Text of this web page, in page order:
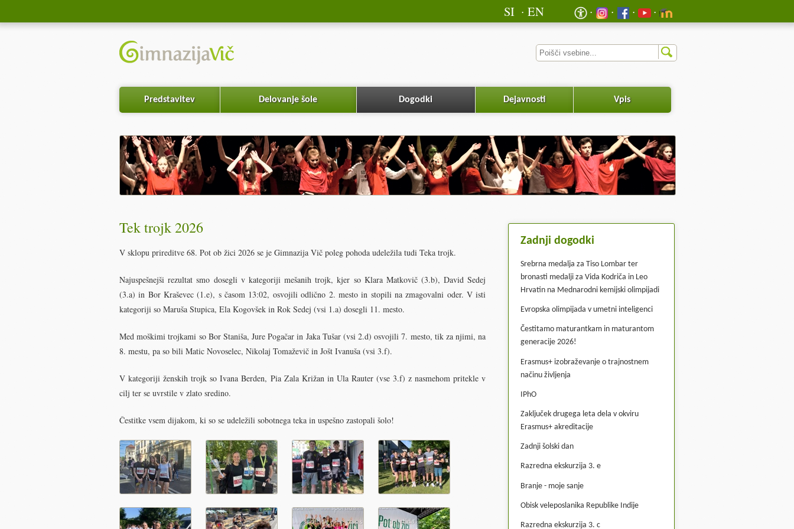
EN
SI
Predstavitev Delovanje šole Dogodki Dejavnosti Vpis
Tek trojk 2026
V sklopu prireditve 68. Pot ob žici 2026 se je Gimnazija Vič poleg pohoda udeležila tudi Teka trojk.
Najuspešnejši rezultat smo dosegli v kategoriji mešanih trojk, kjer so Klara Matkovič (3.b), David Sedej
(3.a) in Bor Kraševec (1.e), s časom 13:02, osvojili odlično 2. mesto in stopili na zmagovalni oder. V isti
kategoriji so Maruša Stupica, Ela Kogovšek in Rok Sedej (vsi 1.a) dosegli 11. mesto.
Med moškimi trojkami so Bor Staniša, Jure Pogačar in Jaka Tušar (vsi 2.d) osvojili 7. mesto, tik za njimi, na
8. mestu, pa so bili Matic Novoselec, Nikolaj Tomaževič in Jošt Ivanuša (vsi 3.f).
V kategoriji ženskih trojk so Ivana Berden, Pia Zala Križan in Ula Rauter (vse 3.f) z nasmehom pritekle v
cilj ter se uvrstile v zlato sredino.
Čestitke vsem dijakom, ki so se udeležili sobotnega teka in uspešno zastopali šolo!
Zadnji dogodki
Srebrna medalja za Tiso Lombar ter
bronasti medalji za Vida Kodriča in Leo
Hrvatin na Mednarodni kemijski olimpijadi
Evropska olimpijada v umetni inteligenci
Čestitamo maturantkam in maturantom
generacije 2026!
Erasmus+ izobraževanje o trajnostnem
načinu življenja
IPhO
Zaključek drugega leta dela v okviru
Erasmus+ akreditacije
Zadnji šolski dan
Razredna ekskurzija 3. e
Branje - moje sanje
Obisk veleposlanika Republike Indije
Razredna ekskurzija 3. c